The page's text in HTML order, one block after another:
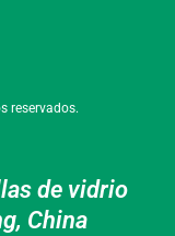
reservados.
de vidrio
China